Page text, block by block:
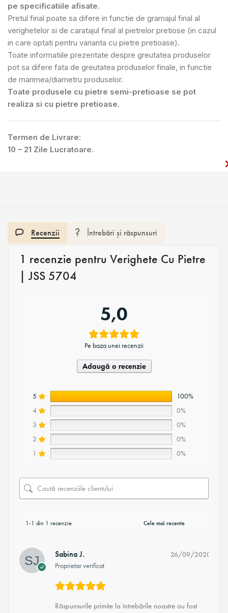
pe specificatiile afisate.
Pretul final poate sa difere in functie de gramajul final al
verighetelor si de caratajul final al pietrelor pretiose (in cazul
in care optati pentru varianta cu pietre pretioase).
Toate informatiile prezentate despre greutatea produselor
pot sa difere fata de greutatea produselor finale, in functie
de marimea/diametru produselor.
Toate produsele cu pietre semi-pretioase se pot
realiza si cu pietre pretioase.
Termen de Livrare:
10 – 21 Zile Lucratoare.
Recenzii Întrebări și răspunsuri
1 recenzie pentru Verighete Cu Pietre
| JSS 5704
5,0
Pe baza unei recenzii
Adaugă o recenzie
5
100%
4
0%
3
0%
2
0%
1
0%
1-1 din 1 recenzie
Sabina J.
Proprietar verificat
26/09/2020
Răspunsurile primite la întrebările noastre au fost